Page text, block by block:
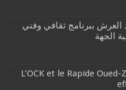
العرش ببرنامج ثقافي وفني
الجهة
L’OCK et le Rapide